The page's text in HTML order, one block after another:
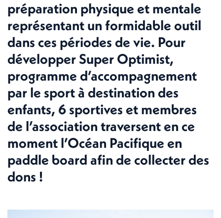
préparation physique et mentale
représentant un formidable outil
dans ces périodes de vie. Pour
développer Super Optimist,
programme d’accompagnement
par le sport à destination des
enfants, 6 sportives et membres
de l’association traversent en ce
moment l’Océan Pacifique en
paddle board afin de collecter des
dons !